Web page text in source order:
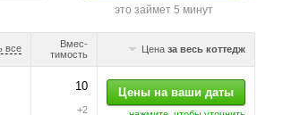
это займет 5 минут
все
Вмес-
тимость
Цена за весь коттедж
10
+2